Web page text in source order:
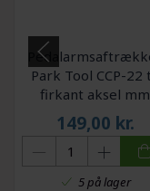
Park Tool CCP-22
firkant aksel mm
149,00 kr.
5 på lager